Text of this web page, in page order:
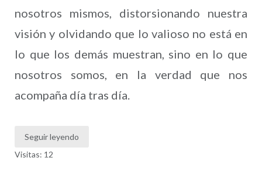
nosotros mismos, distorsionando nuestra
visión y olvidando que lo valioso no está en
lo que los demás muestran, sino en lo que
nosotros somos, en la verdad que nos
acompaña día tras día.
Seguir leyendo
Visitas: 12